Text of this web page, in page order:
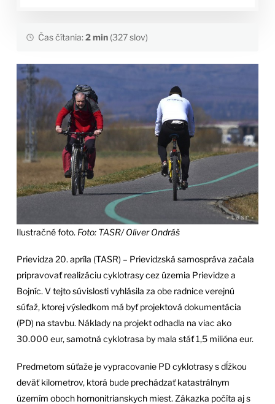
Čas čítania:2 min(327 slov)
Ilustračné foto. Foto: TASR/ Oliver Ondráš
Prievidza 20. apríla (TASR) – Prievidzská samospráva začala
pripravovať realizáciu cyklotrasy cez územia Prievidze a
Bojníc. V tejto súvislosti vyhlásila za obe radnice verejnú
súťaž, ktorej výsledkom má byť projektová dokumentácia
(PD) na stavbu. Náklady na projekt odhadla na viac ako
30.000 eur, samotná cyklotrasa by mala stáť 1,5 milióna eur.
Predmetom súťaže je vypracovanie PD cyklotrasy s dĺžkou
deväť kilometrov, ktorá bude prechádzať katastrálnym
územím oboch hornonitrianskych miest. Zákazka počíta aj s